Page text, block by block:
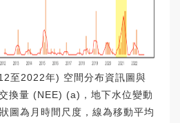
至2022年) 空間分布資訊圖與
換量 (NEE) (a)，地下水位變動
圖為月時間尺度，線為移動平均